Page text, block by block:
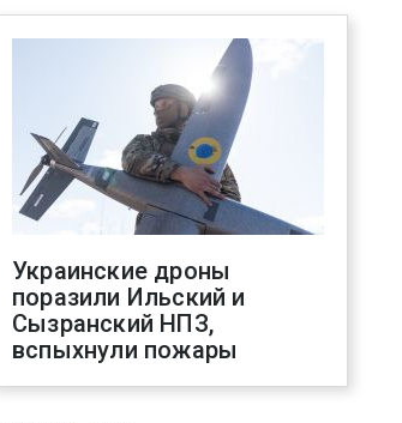
Украинские дроны
поразили Ильский и
Сызранский НПЗ,
вспыхнули пожары